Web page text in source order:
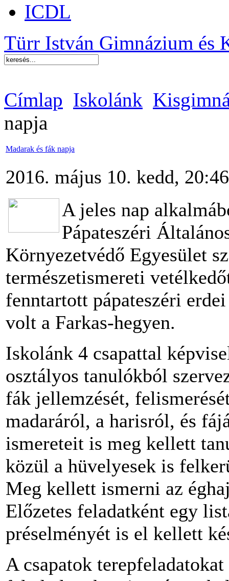
ICDL
Türr István Gimnázium és
Címlap Iskolánk
napja
Madarak és fák napja
2016. május 10. kedd, 20:46
A jeles nap
Pápateszéri
Környezetvédő Egyesület
természetismereti
fenntartott pápateszéri
volt a Farkas-hegyen.
Iskolánk 4 csapattal
osztályos tanulókból
fák jellemzését,
madaráról, a harisról, és
ismereteit is meg kellett
közül a hüvelyesek is
Meg kellett ismerni az
Előzetes feladatként egy
préselményét is el kellett
A csapatok